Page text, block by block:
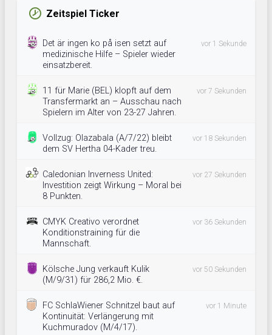
Zeitspiel Ticker
Det är ingen ko på isen setzt auf
medizinische Hilfe – Spieler wieder
einsatzbereit.
vor 1 Sekunde
11 für Marie (BEL) klopft auf dem
Transfermarkt an – Ausschau nach
Spielern im Alter von 23-27 Jahren.
vor 7 Sekunden
Vollzug: Olazabala (A/7/22) bleibt
dem SV Hertha 04-Kader treu.
vor 18 Sekunden
Caledonian Inverness United:
Investition zeigt Wirkung – Moral bei
8 Punkten.
vor 27 Sekunden
CMYK Creativo verordnet
Konditionstraining für die
Mannschaft.
vor 36 Sekunden
Kölsche Jung verkauft Kulik
(M/9/31) für 286,2 Mio. €.
vor 50 Sekunden
FC SchlaWiener Schnitzel baut auf
Kontinuität: Verlängerung mit
Kuchmuradov (M/4/17).
vor 1 Minute